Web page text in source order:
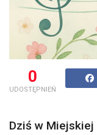
0
UDOSTĘPNIEŃ
Dziś w